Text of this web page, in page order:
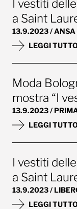
I vestiti
a Saint
13.9.2023 / ANSA
LEGGI
Moda
mostra “I
13.9.2023 /
LEGGI
I vestiti
a Saint
13.9.2023 /
LEGGI